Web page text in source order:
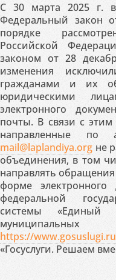
С 30 марта 2025 г.
Федеральный
порядке
Российской
законом от 28
изменения
гражданами и их
юридическими
электронного
почты. В связи с
направленные по
mail@laplandiya.org не
объединения, в том
направлять
форме электронного
федеральной
системы «Единый
https://www.gosuslugi.ru
«Госуслуги. Решаем